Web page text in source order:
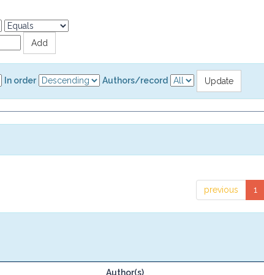
In order Authors/record
previous 1
Author(s)